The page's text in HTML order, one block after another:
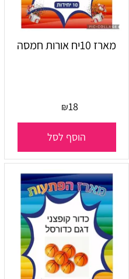
מארז 10יח אורות חמסה
₪18
הוסף לסל